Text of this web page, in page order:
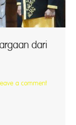
dari
a comment